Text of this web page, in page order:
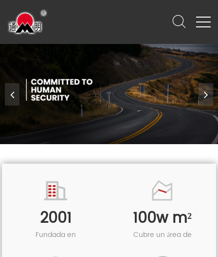
2001
Fundada en
100w m²
Cubre un área de